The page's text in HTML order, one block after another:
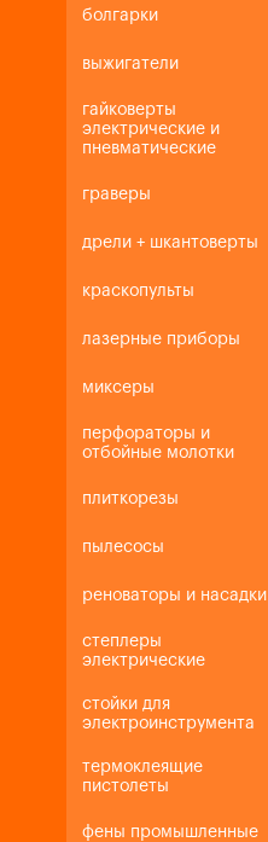
болгарки
выжигатели
гайковерты
электрические и
пневматические
граверы
дрели + шкантоверты
краскопульты
лазерные приборы
миксеры
перфораторы и
отбойные молотки
плиткорезы
пылесосы
реноваторы и насадки
степлеры
электрические
стойки для
электроинструмента
термоклеящие
пистолеты
фены промышленные